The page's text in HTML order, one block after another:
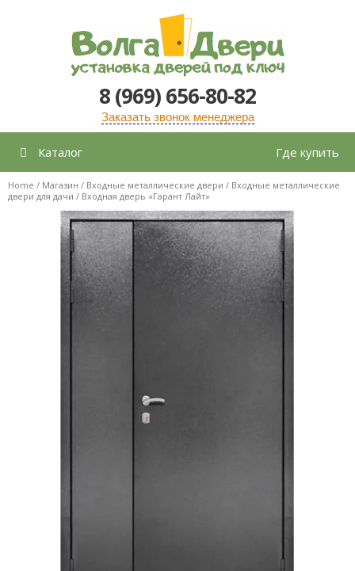
содержимому
8 (969) 656-80-82
Заказать звонок менеджера
Каталог Где купить
Home / Магазин / Входные металлические двери / Входные металлические
двери для дачи / Входная дверь «Гарант Лайт»